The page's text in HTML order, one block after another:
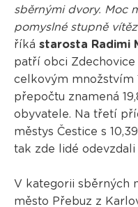
sběrnými dvory. Moc
pomyslné stupně
říká starosta Radimi
patří obci
celkovým množstvím
přepočtu znamená
obyvatele. Na třetí
městys Čestice s
tak zde lidé odevzdali
V kategorii sběrných
město Přebuz z